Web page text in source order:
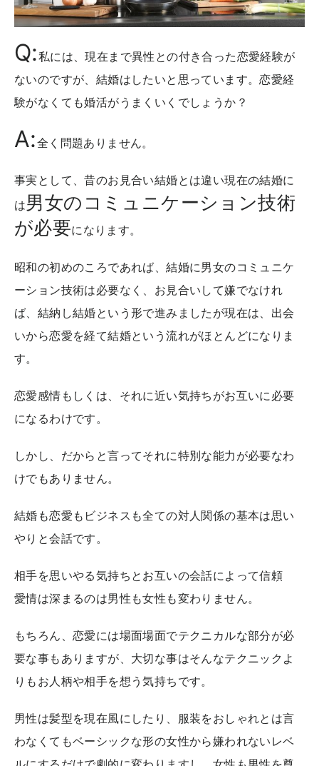
Q:私には、現在まで異性との付き合った恋愛経験が
ないのですが、結婚はしたいと思っています。恋愛経
験がなくても婚活がうまくいくでしょうか？
A:全く問題ありません。
事実として、昔のお見合い結婚とは違い現在の結婚に
は男女のコミュニケーション技術
が必要になります。
昭和の初めのころであれば、結婚に男女のコミュニケ
ーション技術は必要なく、お見合いして嫌でなけれ
ば、結納し結婚という形で進みましたが現在は、出会
いから恋愛を経て結婚という流れがほとんどになりま
す。
恋愛感情もしくは、それに近い気持ちがお互いに必要
になるわけです。
しかし、だからと言ってそれに特別な能力が必要なわ
けでもありません。
結婚も恋愛もビジネスも全ての対人関係の基本は思い
やりと会話です。
相手を思いやる気持ちとお互いの会話によって信頼
愛情は深まるのは男性も女性も変わりません。
もちろん、恋愛には場面場面でテクニカルな部分が必
要な事もありますが、大切な事はそんなテクニックよ
りもお人柄や相手を想う気持ちです。
男性は髪型を現在風にしたり、服装をおしゃれとは言
わなくてもベーシックな形の女性から嫌われないレベ